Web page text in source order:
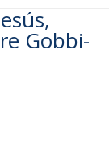
Gobbi-